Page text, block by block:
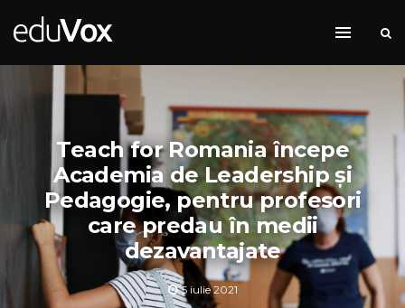
Teach for Romania începe
Academia de Leadership și
Pedagogie, pentru profesori
care predau în medii
dezavantajate
5 iulie 2021